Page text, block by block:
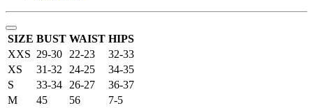
SIZE BUST WAIST HIPS
XXS 29-30 22-23
32-33
XS
31-32 24-25
34-35
S
33-34 26-27
36-37
M
45 56
7-5